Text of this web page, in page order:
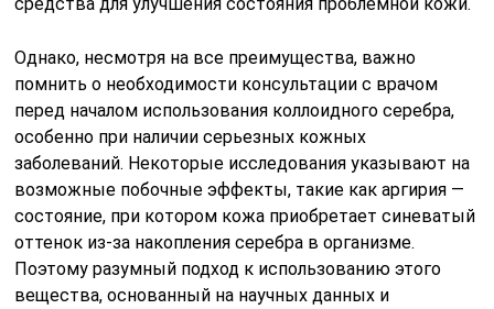
Однако, несмотря на все преимущества, важно
помнить о необходимости консультации с врачом
перед началом использования коллоидного серебра,
особенно при наличии серьезных кожных
заболеваний. Некоторые исследования указывают на
возможные побочные эффекты, такие как аргирия —
состояние, при котором кожа приобретает синеватый
оттенок из-за накопления серебра в организме.
Поэтому разумный подход к использованию этого
вещества, основанный на научных данных и